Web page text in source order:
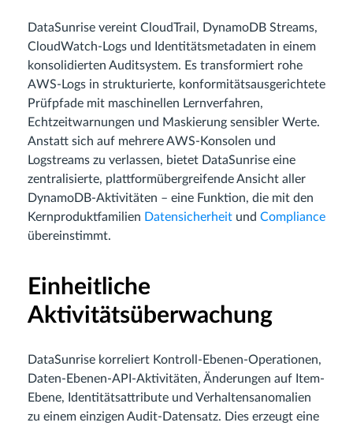
DataSunrise vereint CloudTrail, DynamoDB Streams,
CloudWatch-Logs und Identitätsmetadaten in einem
konsolidierten Auditsystem. Es transformiert rohe
AWS-Logs in strukturierte, konformitätsausgerichtete
Prüfpfade mit maschinellen Lernverfahren,
Echtzeitwarnungen und Maskierung sensibler Werte.
Anstatt sich auf mehrere AWS-Konsolen und
Logstreams zu verlassen, bietet DataSunrise eine
zentralisierte, plattformübergreifende Ansicht aller
DynamoDB-Aktivitäten – eine Funktion, die mit den
Kernproduktfamilien Datensicherheit und Compliance
übereinstimmt.
Einheitliche
Aktivitätsüberwachung
DataSunrise korreliert Kontroll-Ebenen-Operationen,
Daten-Ebenen-API-Aktivitäten, Änderungen auf Item-
Ebene, Identitätsattribute und Verhaltensanomalien
zu einem einzigen Audit-Datensatz. Dies erzeugt eine